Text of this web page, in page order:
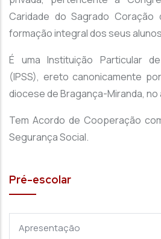
Caridade do Sagrado Coração
formação integral dos seus
É uma Instituição Particular
(IPSS), ereto canonicamente
diocese de Bragança-Miranda, no
Tem Acordo de Cooperação
Segurança Social.
Pré-escolar
Apresentação